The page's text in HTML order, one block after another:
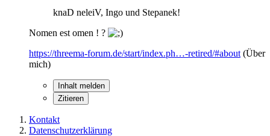
knaD neleiV, Ingo und Stepanek!
Nomen est omen ! ?
https://threema-forum.de/start/index.ph…-retired/#about (Über
mich)
Inhalt melden
Zitieren
Kontakt
Datenschutzerklärung